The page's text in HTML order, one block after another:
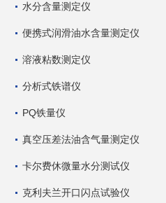
水分含量测定仪
便携式润滑油水含量测定仪
溶液粘数测定仪
分析式铁谱仪
PQ铁量仪
真空压差法油含气量测定仪
卡尔费休微量水分测试仪
克利夫兰开口闪点试验仪